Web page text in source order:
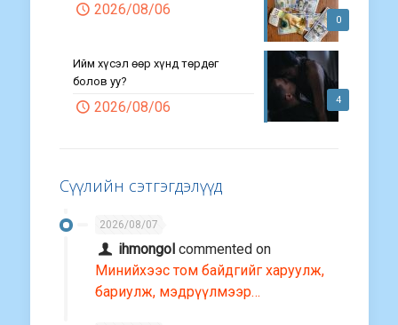
0
2026/08/06
4
Ийм хүсэл өөр хүнд төрдөг
болов уу?
2026/08/06
Сүүлийн сэтгэгдэлүүд
2026/08/07
ihmongol commented on
Минийхээс том байдгийг харуулж,
бариулж, мэдрүүлмээр…